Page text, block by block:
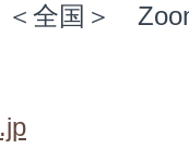
＜全国＞